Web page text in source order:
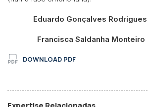
Eduardo Gonçalves Rodrigues |
Francisca Saldanha Monteiro |
DOWNLOAD PDF